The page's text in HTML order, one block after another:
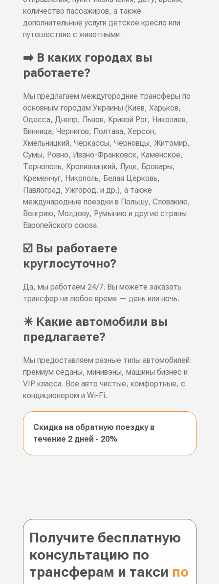
количество пассажиров, а также
дополнительные услуги детское кресло или
путешествие с животными.
➡️ В каких городах вы
работаете?
Мы предлагаем междугородние трансферы по
основным городам Украины (Киев, Харьков,
Одесса, Днепр, Львов, Кривой Рог, Николаев,
Винница, Чернигов, Полтава, Херсон,
Хмельницкий, Черкассы, Черновцы, Житомир,
Сумы, Ровно, Ивано-Франковск, Каменское,
Тернополь, Кропивницкий, Луцк, Бровары,
Кременчуг, Никополь, Белая Церковь,
Павлоград, Ужгород. и др.), а также
международные поездки в Польшу, Словакию,
Венгрию, Молдову, Румынию и другие страны
Европейского союза.
☑️ Вы работаете
круглосуточно?
Да, мы работаем 24/7. Вы можете заказать
трансфер на любое время — день или ночь.
✴️ Какие автомобили вы
предлагаете?
Мы предоставляем разные типы автомобилей:
премиум седаны, минивэны, машины бизнес и
VIP класса. Все авто чистые, комфортные, с
кондиционером и Wi-Fi.
Скидка на обратную поездку в
течение 2 дней - 20%
Получите бесплатную
консультацию по
трансферам и такси по